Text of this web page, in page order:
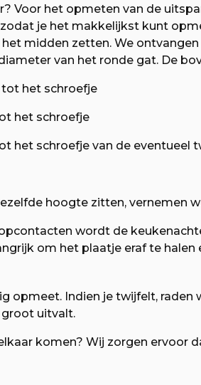
Voor het opmeten van de
je het makkelijkst kunt
midden zetten. We
van het ronde gat. De
tot het schroefje
het schroefje
het schroefje van de eventueel
hoogte zitten, vernemen
wordt de
om het plaatje eraf te
opmeet. Indien je twijfelt, raden
uitvalt.
komen? Wij zorgen